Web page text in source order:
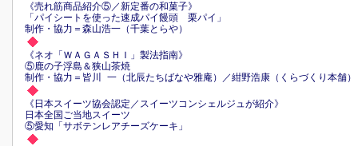
《売れ筋商品紹介⑤／新定番の和菓子》
「パイシートを使った速成パイ饅頭 栗パイ」
制作・協力＝森山浩一（千葉とらや）
《ネオ「ＷＡＧＡＳＨＩ」製法指南》
⑤鹿の子浮島＆狭山茶焼
制作・協力＝皆川 一（北辰たちばなや雅庵）／紺野浩康（くらづくり本舗）
《日本スイーツ協会認定／スイーツコンシェルジュが紹介》
日本全国ご当地スイーツ
⑤愛知「サボテンレアチーズケーキ」